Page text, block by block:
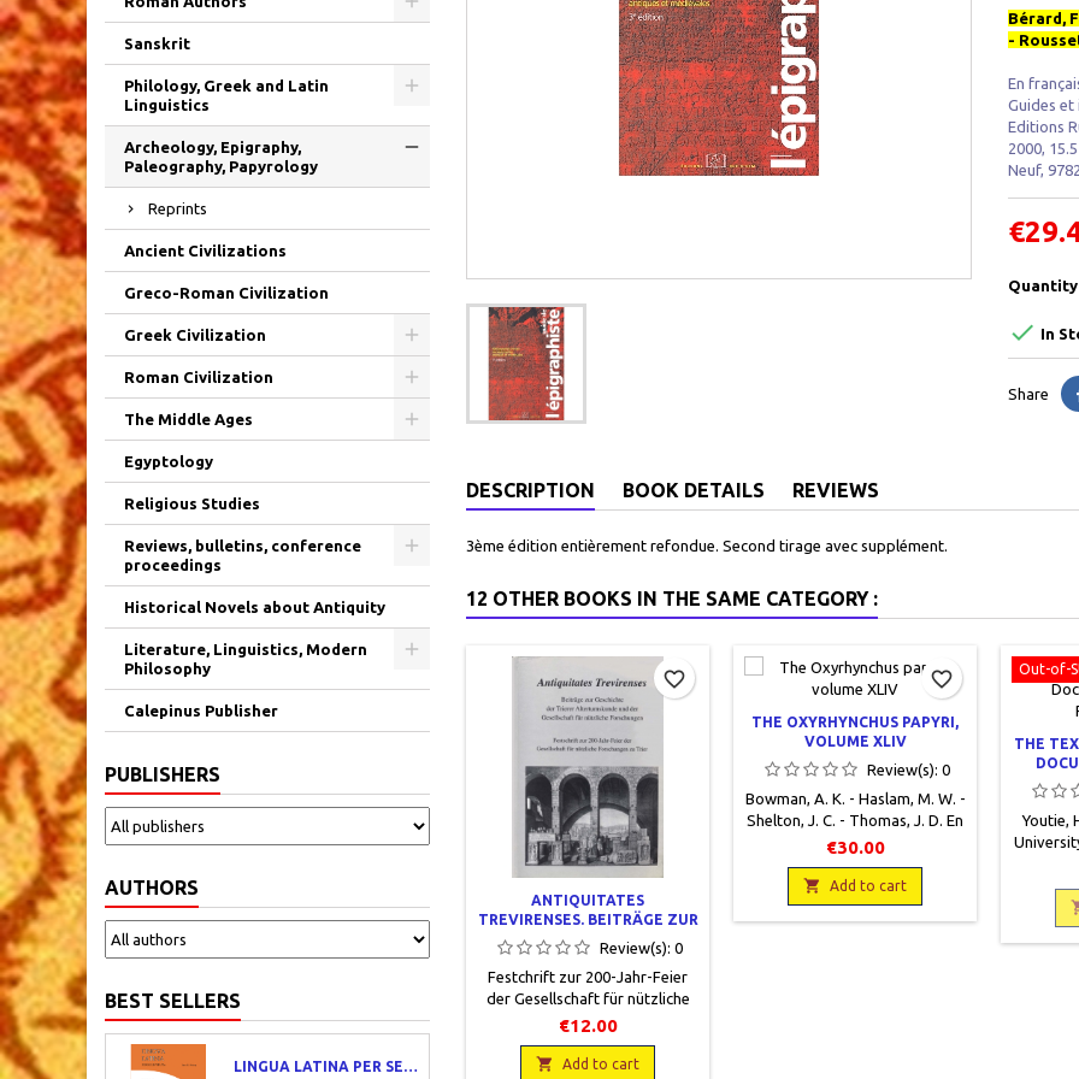
Sanskrit
Philology, Greek and Latin
Linguistics
Archeology, Epigraphy,
Paleography, Papyrology
Reprints
Ancient Civilizations
Greco-Roman Civilization
Greek Civilization
Roman Civilization
The Middle Ages
Egyptology
Religious Studies
Reviews, bulletins, conference
proceedings
Historical Novels about Antiquity
Literature, Linguistics, Modern
Philosophy
Calepinus Publisher
PUBLISHERS
AUTHORS
BEST SELLERS
LINGUA LATINA PER SE ILLUSTRATA. PARS I : FAMILIA ROMANA
Bérard,
-
En
Guides
Editions
2000,
Neuf,
Quantity
 In
Share
DESCRIPTION BOOK DETAILS REVIEWS
3ème édition entièrement refondue. Second tirage avec supplément.
12 OTHER BOOKS IN THE SAME CATEGORY :
ANTIQUITATES
TREVIRENSES. BEITRÄGE ZUR
GESCHICHTE DER TRIERER
ALTERTUMSKUNDE UND DER
GESELLSCHAFT FÜR
NÜTZLICHE FORSCHUNGEN.
Review(s): 0
Festchrift zur 200-Jahr-Feier
der Gesellschaft für nützliche
Forschungen zu Trier. Collectif.
En allemand, Verein
Kurtrierisches Jahrbuch, Trier,
€12.00
 Add to cart
favorite_border
THE OXYRHYNCHUS PAPYRI,
VOLUME XLIV
Review(s): 0
Bowman, A. K. - Haslam, M. W. -
Shelton, J. C. - Thomas, J. D. En
anglais et en grec, Graeco-
roman Memoirs n°62, The
British Academy, Egypt
Exploration Society, 1976,19 x
26, X + 223 pages + 8 planches,
€30.00
 Add to cart
favorite_border Out-of-
THE
Youtie,
of
28, 69
broché,
peu